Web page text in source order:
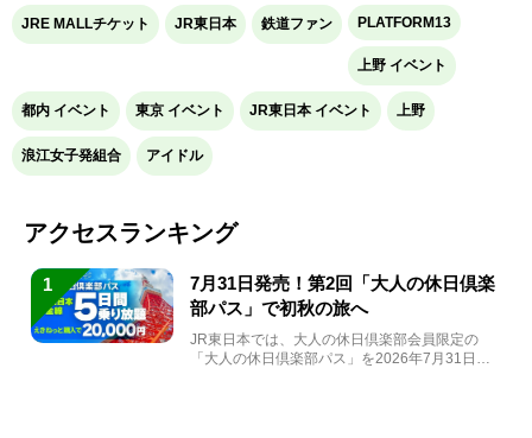
JRE MALLチケット JR東日本 鉄道ファン PLATFORM13
上野 イベント
都内 イベント 東京 イベント JR東日本 イベント 上野
浪江女子発組合 アイドル
アクセスランキング
1
7月31日発売！第2回「大人の休日倶楽
部パス」で初秋の旅へ
JR東日本では、大人の休日倶楽部会員限定の
「大人の休日倶楽部パス」を2026年7月31日